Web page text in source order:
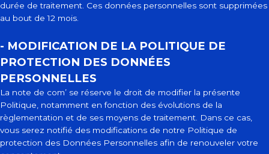
durée de traitement. Ces données personnelles sont supprimées
au bout de 12 mois.
- MODIFICATION DE LA POLITIQUE DE
PROTECTION DES DONNÉES
PERSONNELLES
La note de com’ se réserve le droit de modifier la présente
Politique, notamment en fonction des évolutions de la
règlementation et de ses moyens de traitement. Dans ce cas,
vous serez notifié des modifications de notre Politique de
protection des Données Personnelles afin de renouveler votre